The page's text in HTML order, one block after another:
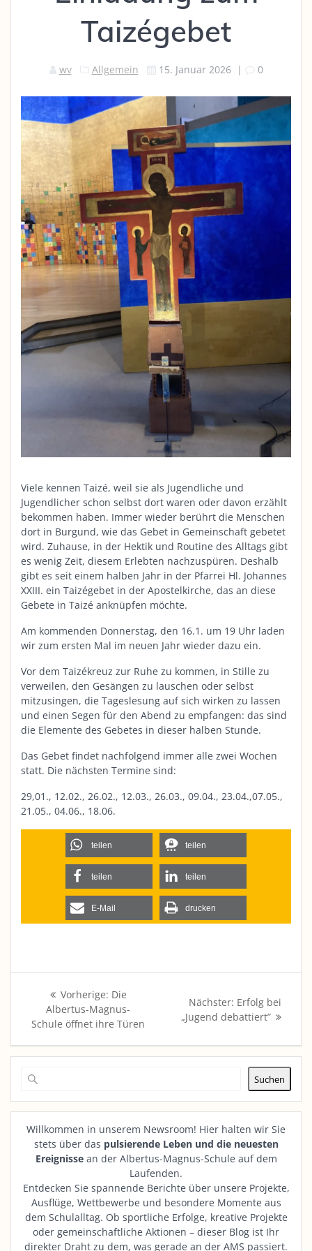
Taizégebet
wv Allgemein 15. Januar 2026| 0
Viele kennen Taizé, weil sie als Jugendliche und
Jugendlicher schon selbst dort waren oder davon erzählt
bekommen haben. Immer wieder berührt die Menschen
dort in Burgund, wie das Gebet in Gemeinschaft gebetet
wird. Zuhause, in der Hektik und Routine des Alltags gibt
es wenig Zeit, diesem Erlebten nachzuspüren. Deshalb
gibt es seit einem halben Jahr in der Pfarrei Hl. Johannes
XXIII. ein Taizégebet in der Apostelkirche, das an diese
Gebete in Taizé anknüpfen möchte.
Am kommenden Donnerstag, den 16.1. um 19 Uhr laden
wir zum ersten Mal im neuen Jahr wieder dazu ein.
Vor dem Taizékreuz zur Ruhe zu kommen, in Stille zu
verweilen, den Gesängen zu lauschen oder selbst
mitzusingen, die Tageslesung auf sich wirken zu lassen
und einen Segen für den Abend zu empfangen: das sind
die Elemente des Gebetes in dieser halben Stunde.
Das Gebet findet nachfolgend immer alle zwei Wochen
statt. Die nächsten Termine sind:
29,01., 12.02., 26.02., 12.03., 26.03., 09.04., 23.04.,07.05.,
21.05., 04.06., 18.06.
teilen teilen
teilen teilen
E-Mail drucken
Beitragsnavigation
Vorherige: Vorheriger
Beitrag:
Die
Albertus-Magnus-
Schule öffnet ihre Türen
Nächster: Nächster
Beitrag:
Erfolg bei
„Jugend debattiert”
Suchen
Willkommen in unserem Newsroom! Hier halten wir Sie
stets über das pulsierende Leben und die neuesten
Ereignissean der Albertus-Magnus-Schule auf dem
Laufenden.
Entdecken Sie spannende Berichte über unsere Projekte,
Ausflüge, Wettbewerbe und besondere Momente aus
dem Schulalltag. Ob sportliche Erfolge, kreative Projekte
oder gemeinschaftliche Aktionen – dieser Blog ist Ihr
direkter Draht zu dem, was gerade an der AMS passiert.